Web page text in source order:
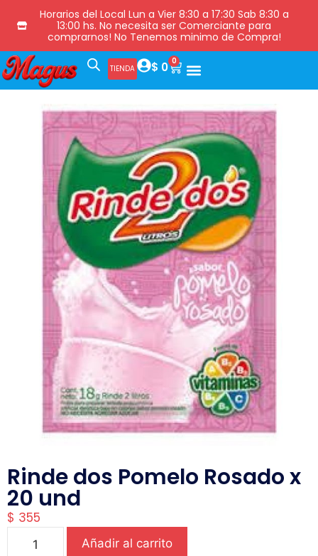
Horarios del Local Lun a Vier 8:30 a 17:30 Sab 8:30 a
13:00 hs. No necesita ser Comerciante para
comprarnos! No Tenemos minimo de Compra!
TIENDA $ 0 0
Rinde dos Pomelo Rosado x
20 und
$ 355
Añadir al carrito